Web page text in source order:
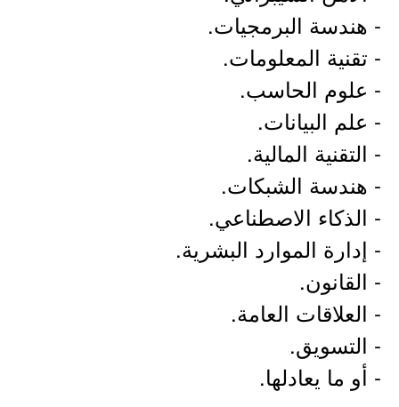
- هندسة البرمجيات.
- تقنية المعلومات.
- علوم الحاسب.
- علم البيانات.
- التقنية المالية.
- هندسة الشبكات.
- الذكاء الاصطناعي.
- إدارة الموارد البشرية.
- القانون.
- العلاقات العامة.
- التسويق.
- أو ما يعادلها.